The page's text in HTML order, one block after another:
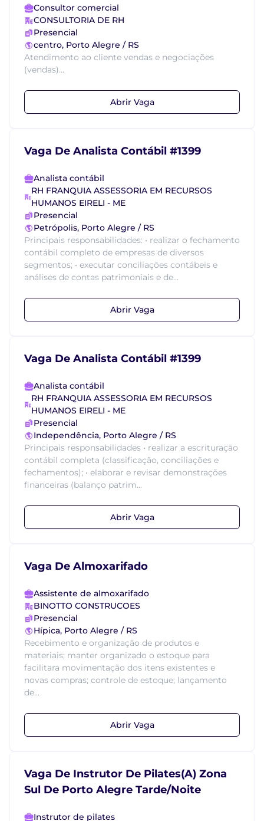
Consultor comercial
CONSULTORIA DE RH
Presencial
centro, Porto Alegre / RS
Atendimento ao cliente vendas e negociações
(vendas)...
Abrir Vaga
Vaga De Analista Contábil #1399
Analista contábil
RH FRANQUIA ASSESSORIA EM RECURSOS
HUMANOS EIRELI - ME
Presencial
Petrópolis, Porto Alegre / RS
Principais responsabilidades: • realizar o fechamento
contábil completo de empresas de diversos
segmentos; • executar conciliações contábeis e
análises de contas patrimoniais e de...
Abrir Vaga
Vaga De Analista Contábil #1399
Analista contábil
RH FRANQUIA ASSESSORIA EM RECURSOS
HUMANOS EIRELI - ME
Presencial
Independência, Porto Alegre / RS
Principais responsabilidades • realizar a escrituração
contábil completa (classificação, conciliações e
fechamentos); • elaborar e revisar demonstrações
financeiras (balanço patrim...
Abrir Vaga
Vaga De Almoxarifado
Assistente de almoxarifado
BINOTTO CONSTRUCOES
Presencial
Hípica, Porto Alegre / RS
Recebimento e organização de produtos e
materiais; manter organizado o estoque para
facilitara movimentação dos itens existentes e
novas compras; controle de estoque; lançamento
de...
Abrir Vaga
Vaga De Instrutor De Pilates(A) Zona
Sul De Porto Alegre Tarde/Noite
Instrutor de pilates